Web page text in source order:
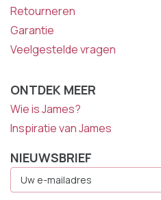
Retourneren
Garantie
Veelgestelde vragen
ONTDEK MEER
Wie is James?
Inspiratie van James
NIEUWSBRIEF
Mailadres